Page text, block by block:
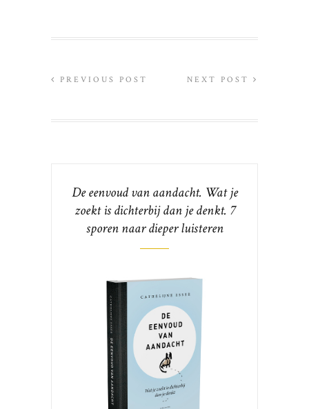
PREVIOUS POST NEXT POST
De eenvoud van aandacht. Wat je
zoekt is dichterbij dan je denkt. 7
sporen naar dieper luisteren